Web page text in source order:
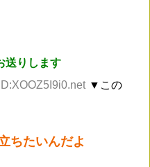
送りします
▼この
ちたいんだよ